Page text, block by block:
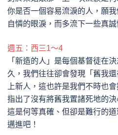
你是否一個容易流淚的人，願
自憐的眼淚，而多流下一些真誠
週五：西三1～4
「新造的人」是每個基督徒在
久，我們往往卻會發現「舊我
上新人，這也許是我們不時也
指出了沒有將舊我置諸死地的
這是何等真確、但卻是難行的
邁進吧！